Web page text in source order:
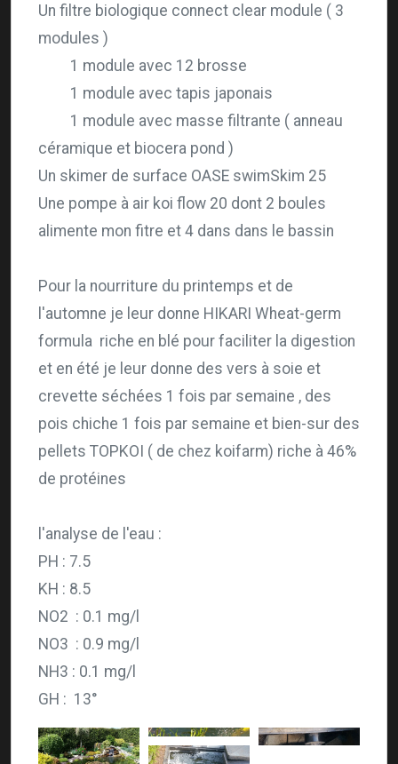
Un filtre biologique connect clear module ( 3
modules )
1 module avec 12 brosse
1 module avec tapis japonais
1 module avec masse filtrante ( anneau
céramique et biocera pond )
Un skimer de surface OASE swimSkim 25
Une pompe à air koi flow 20 dont 2 boules
alimente mon fitre et 4 dans dans le bassin
Pour la nourriture du printemps et de
l'automne je leur donne HIKARI Wheat-germ
formula riche en blé pour faciliter la digestion
et en été je leur donne des vers à soie et
crevette séchées 1 fois par semaine , des
pois chiche 1 fois par semaine et bien-sur des
pellets TOPKOI ( de chez koifarm) riche à 46%
de protéines
l'analyse de l'eau :
PH : 7.5
KH : 8.5
NO2 : 0.1 mg/l
NO3 : 0.9 mg/l
NH3 : 0.1 mg/l
GH : 13°